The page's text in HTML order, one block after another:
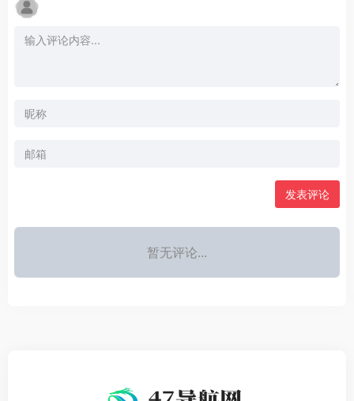
发表评论
暂无评论...